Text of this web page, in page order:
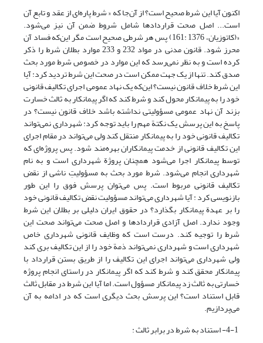
اکنون آیا این شرط صحیح است؟ از آن‌جا که « شرط پاره‌ای از عقد و تابع آن
است... اصل صحت قراردادها شامل شروط ضمن آن نیز می‌شود.
«(کاتوزیان، 1376 :161) پس هر شرطی صحیح است مگر این‌که فساد آن
محرز شود. قانون مدنی در مواد 232 و 233 موارد بطلان شرط را ذکر
کرده است و به نظر نمی‌رسد که این موارد در خصوص شرط مورد بحث
صدق کند. تنها از یک جهت ممکن است در صحت این شرط تردید کرد: آیا
این شرط خلاف قانون نیست؟ این‌که یک نهاد عمومی اجرای تکالیف قانونی
خود را به پیمانکار محول کند و شرط کند که اگر پیمانکار به ثالث خسارت
بزند آن نهاد عمومی مسؤولیتی نداشته باشد خلاف قانون نیست؟ در
پاسخ به این پرسش یک نکتة مهم را باید توجه کرد: شهرداری نمی‌تواند
تکالیف قانونی خود را به پیمانکار منتقل کند ولی می‌تواند در مقام اجرای
این تکالیف قانونی از خدمت پیمانکاران بهره‌مند شود. پس پروژه‌ای که
توسط پیمانکار اجرا می‌شود همچنان پروژة شهرداری است و به نام
شهرداری انجام می‌شود. شرط مورد بحث به مسؤولیتِ ناشی از نقض
تکالیف قانونی مربوط است. پس می‌توان پرسش فوق را این طور
بازنویسی کرد : آیا شهرداری می‌تواند مسؤولیت نقض تکالیف قانونی خود
را بر عهدة پیمانکار بگذارد؟ در حقوق ایران دلیلی بر بطلان این شرط
وجود ندارد. اصل آزادی قراردادها و اصل صحت می‌تواند صحت این
شرط را توجیه کند. درست است که وظایف قانونی شهرداری خاص
شهرداری است و شهرداری نمی‌تواند ذمة خود را از این تکالیف بری کند
ولی شهرداری می‌تواند اجرای این تکالیف را از طریق بستن قرارداد با
پیمانکار محقق کند و شرط کند که اگر پیمانکار در راستای انجام پروژه
خسارتی به ثالث زد پیمانکار مسؤول است. اما آیا این شرط در مقابل ثالث
قابل استناد است؟ این پرسش بحث دیگری است که در ادامه به آن
می‌پردازیم.